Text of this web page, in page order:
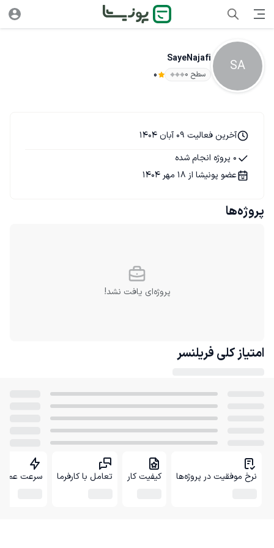
SA
SayeNajafi
سطح ۰ 0
آخرین فعالیت 09 آبان 1404
0 پروژه انجام شده
عضو پونیشا از 18 مهر 1404
پروژه‌ها
پروژه‌ای یافت نشد!
امتیاز کلی فریلنسر
نرخ موفقیت در پروژه‌ها کیفیت کار تعامل با کارفرما سرعت عمل